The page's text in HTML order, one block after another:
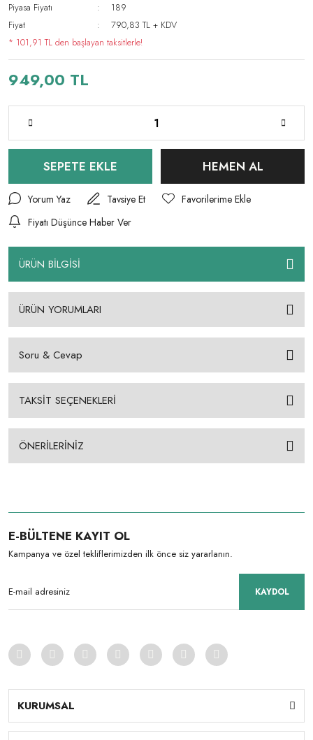
Piyasa Fiyatı
189
Fiyat
790,83 TL + KDV
* 101,91 TL den başlayan taksitlerle!
949,00 TL
SEPETE EKLE HEMEN AL
Yorum Yaz
Tavsiye Et
Fiyatı Düşünce Haber Ver
ÜRÜN BİLGİSİ
ÜRÜN YORUMLARI
Soru & Cevap
TAKSİT SEÇENEKLERİ
ÖNERİLERİNİZ
E-BÜLTENE KAYIT OL
Kampanya ve özel tekliflerimizden ilk önce siz yararlanın.
KAYDOL
KURUMSAL